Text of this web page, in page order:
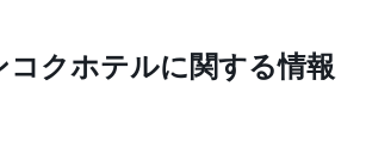
コクホテルに関する情報